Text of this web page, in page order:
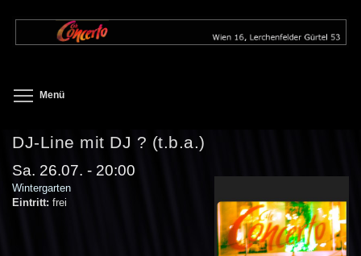
zum
Menü
DJ-Line mit DJ ? (t.b.a.)
Sa. 26.07. - 20:00
Wintergarten
Eintritt: frei